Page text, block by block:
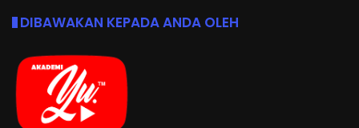
DIBAWAKAN KEPADA ANDA OLEH